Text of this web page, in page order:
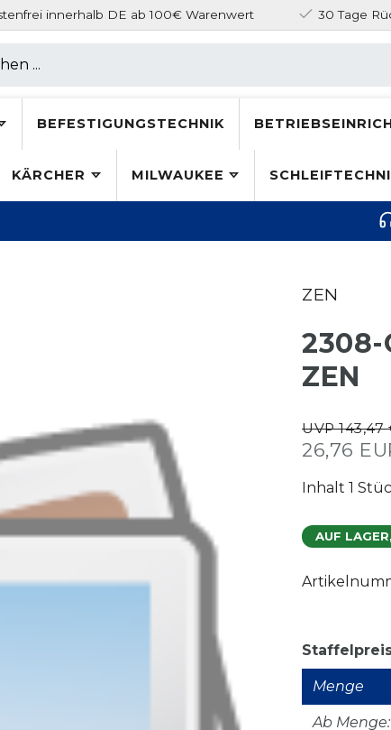
innerhalb DE ab 100€ Warenwert 30 Tage
BEFESTIGUNGSTECHNIK
KÄRCHER MILWAUKEE
ZEN
2308-
ZEN
UVP
26,76
Inhalt 1
AUF
Menge
Ab